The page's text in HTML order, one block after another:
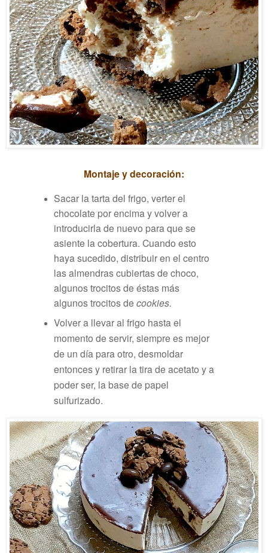
Montaje y decoración:
Sacar la tarta del frigo, verter el
chocolate por encima y volver a
introducirla de nuevo para que se
asiente la cobertura. Cuando esto
haya sucedido, distribuir en el centro
las almendras cubiertas de choco,
algunos trocitos de éstas más
algunos trocitos de cookies.
Volver a llevar al frigo hasta el
momento de servir, siempre es mejor
de un día para otro, desmoldar
entonces y retirar la tira de acetato y a
poder ser, la base de papel
sulfurizado.